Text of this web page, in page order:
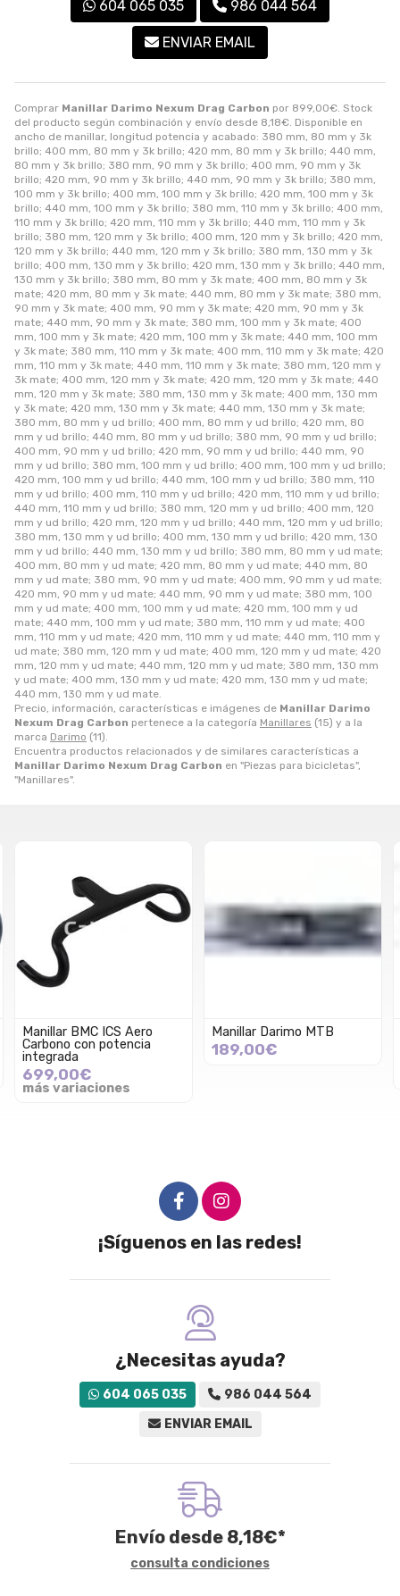
Comprar Manillar Darimo Nexum Drag Carbon por 899,00€ . Stock
del producto según combinación y envío desde 8,18€ . Disponible en
ancho de manillar, longitud potencia y acabado: 380 mm, 80 mm y 3k
brillo; 400 mm, 80 mm y 3k brillo; 420 mm, 80 mm y 3k brillo; 440 mm,
80 mm y 3k brillo; 380 mm, 90 mm y 3k brillo; 400 mm, 90 mm y 3k
brillo; 420 mm, 90 mm y 3k brillo; 440 mm, 90 mm y 3k brillo; 380 mm,
100 mm y 3k brillo; 400 mm, 100 mm y 3k brillo; 420 mm, 100 mm y 3k
brillo; 440 mm, 100 mm y 3k brillo; 380 mm, 110 mm y 3k brillo; 400 mm,
110 mm y 3k brillo; 420 mm, 110 mm y 3k brillo; 440 mm, 110 mm y 3k
brillo; 380 mm, 120 mm y 3k brillo; 400 mm, 120 mm y 3k brillo; 420 mm,
120 mm y 3k brillo; 440 mm, 120 mm y 3k brillo; 380 mm, 130 mm y 3k
brillo; 400 mm, 130 mm y 3k brillo; 420 mm, 130 mm y 3k brillo; 440 mm,
130 mm y 3k brillo; 380 mm, 80 mm y 3k mate; 400 mm, 80 mm y 3k
mate; 420 mm, 80 mm y 3k mate; 440 mm, 80 mm y 3k mate; 380 mm,
90 mm y 3k mate; 400 mm, 90 mm y 3k mate; 420 mm, 90 mm y 3k
mate; 440 mm, 90 mm y 3k mate; 380 mm, 100 mm y 3k mate; 400
mm, 100 mm y 3k mate; 420 mm, 100 mm y 3k mate; 440 mm, 100 mm
y 3k mate; 380 mm, 110 mm y 3k mate; 400 mm, 110 mm y 3k mate; 420
mm, 110 mm y 3k mate; 440 mm, 110 mm y 3k mate; 380 mm, 120 mm y
3k mate; 400 mm, 120 mm y 3k mate; 420 mm, 120 mm y 3k mate; 440
mm, 120 mm y 3k mate; 380 mm, 130 mm y 3k mate; 400 mm, 130 mm
y 3k mate; 420 mm, 130 mm y 3k mate; 440 mm, 130 mm y 3k mate;
380 mm, 80 mm y ud brillo; 400 mm, 80 mm y ud brillo; 420 mm, 80
mm y ud brillo; 440 mm, 80 mm y ud brillo; 380 mm, 90 mm y ud brillo;
400 mm, 90 mm y ud brillo; 420 mm, 90 mm y ud brillo; 440 mm, 90
mm y ud brillo; 380 mm, 100 mm y ud brillo; 400 mm, 100 mm y ud brillo;
420 mm, 100 mm y ud brillo; 440 mm, 100 mm y ud brillo; 380 mm, 110
mm y ud brillo; 400 mm, 110 mm y ud brillo; 420 mm, 110 mm y ud brillo;
440 mm, 110 mm y ud brillo; 380 mm, 120 mm y ud brillo; 400 mm, 120
mm y ud brillo; 420 mm, 120 mm y ud brillo; 440 mm, 120 mm y ud brillo;
380 mm, 130 mm y ud brillo; 400 mm, 130 mm y ud brillo; 420 mm, 130
mm y ud brillo; 440 mm, 130 mm y ud brillo; 380 mm, 80 mm y ud mate;
400 mm, 80 mm y ud mate; 420 mm, 80 mm y ud mate; 440 mm, 80
mm y ud mate; 380 mm, 90 mm y ud mate; 400 mm, 90 mm y ud mate;
420 mm, 90 mm y ud mate; 440 mm, 90 mm y ud mate; 380 mm, 100
mm y ud mate; 400 mm, 100 mm y ud mate; 420 mm, 100 mm y ud
mate; 440 mm, 100 mm y ud mate; 380 mm, 110 mm y ud mate; 400
mm, 110 mm y ud mate; 420 mm, 110 mm y ud mate; 440 mm, 110 mm y
ud mate; 380 mm, 120 mm y ud mate; 400 mm, 120 mm y ud mate; 420
mm, 120 mm y ud mate; 440 mm, 120 mm y ud mate; 380 mm, 130 mm
y ud mate; 400 mm, 130 mm y ud mate; 420 mm, 130 mm y ud mate;
440 mm, 130 mm y ud mate.
Precio, información, características e imágenes de Manillar Darimo
Nexum Drag Carbon pertenece a la categoría Manillares (15) y a la
marca Darimo (11).
Encuentra productos relacionados y de similares características a
Manillar Darimo Nexum Drag Carbon en "Piezas para bicicletas",
"Manillares".
604 065 035 986 044 564
ENVIAR EMAIL
Manillar BMC ICS Aero
Carbono con potencia
integrada
699,00€
más variaciones
Manillar Darimo MTB
189,00€
¡Síguenos en las redes!
¿Necesitas ayuda?
604 065 035
986 044 564
ENVIAR EMAIL
Envío desde 8,18€*
consulta condiciones